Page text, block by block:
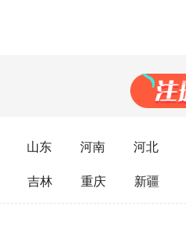
山东 河南 河北
吉林 重庆 新疆